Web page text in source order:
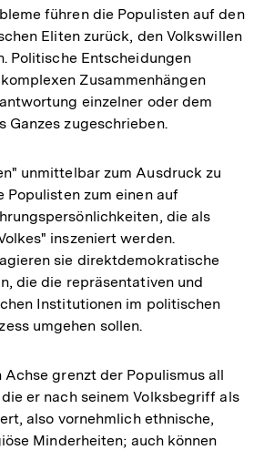
führen die Populisten auf den
Eliten zurück, den Volkswillen
Politische Entscheidungen
Zusammenhängen
einzelner oder dem
Ganzes zugeschrieben.
unmittelbar zum Ausdruck zu
Populisten zum einen auf
die als
inszeniert werden.
sie direktdemokratische
die die repräsentativen und
Institutionen im politischen
umgehen sollen.
grenzt der Populismus all
er nach seinem Volksbegriff als
also vornehmlich ethnische,
Minderheiten; auch können